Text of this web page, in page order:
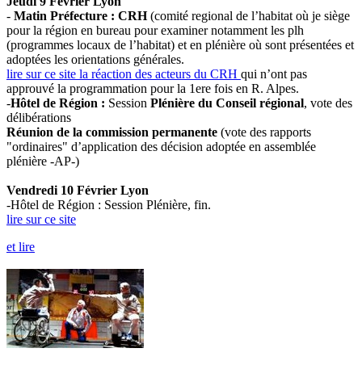
- Matin Préfecture : CRH(comité regional de l’habitat où je siège
pour la région en bureau pour examiner notamment les plh
(programmes locaux de l’habitat) et en plénière où sont présentées et
adoptées les orientations générales.
lire sur ce site la réaction des acteurs du CRH qui n’ont pas
approuvé la programmation pour la 1ere fois en R. Alpes.
-Hôtel de Région : Session Plénière du Conseil régional, vote des
délibérations
Réunion de la commission permanente (vote des rapports
"ordinaires" d’application des décision adoptée en assemblée
plénière -AP-)
Vendredi 10 Février Lyon
-Hôtel de Région : Session Plénière, fin.
lire sur ce site
et lire